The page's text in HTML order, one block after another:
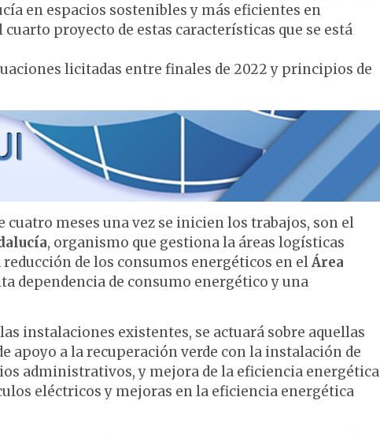
en espacios sostenibles y más eficientes en
proyecto de estas características que se está
licitadas entre finales de 2022 y principios de
meses una vez se inicien los trabajos, son el
, organismo que gestiona la áreas logísticas
de los consumos energéticos en elÁrea
dependencia de consumo energético y una
instalaciones existentes, se actuará sobre aquellas
apoyo a la recuperación verde con la instalación de
administrativos, y mejora de la eficiencia energética
eléctricos y mejoras en la eficiencia energética